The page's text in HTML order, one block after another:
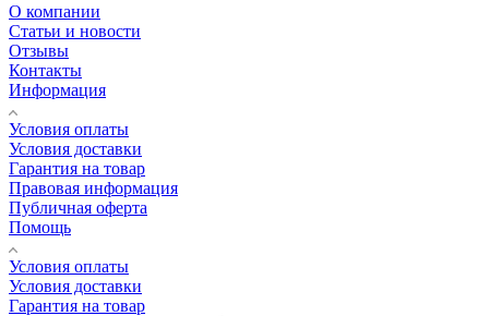
О компании
Статьи и новости
Отзывы
Контакты
Информация
Условия оплаты
Условия доставки
Гарантия на товар
Правовая информация
Публичная оферта
Помощь
Условия оплаты
Условия доставки
Гарантия на товар